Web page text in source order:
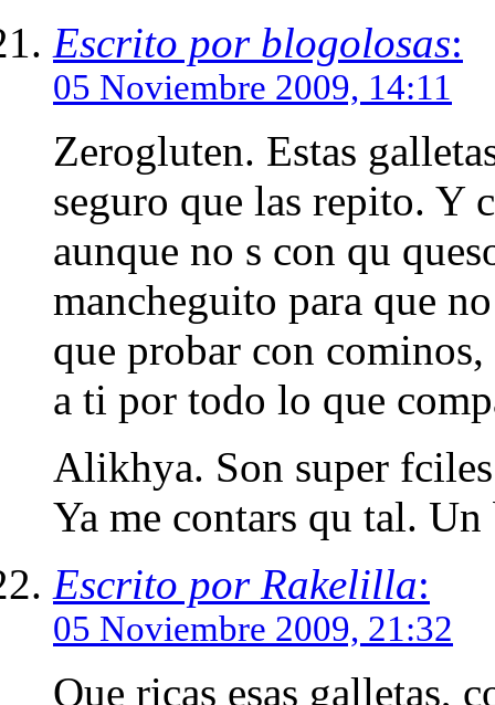
Escrito por blogolosas:
05 Noviembre 2009, 14:11
Zerogluten. Estas
seguro que las repito. Y
aunque no s con qu
mancheguito para que
que probar con
a ti por todo lo que
Alikhya. Son super
Ya me contars qu tal. Un
Escrito por Rakelilla:
05 Noviembre 2009, 21:32
Que ricas esas galletas,